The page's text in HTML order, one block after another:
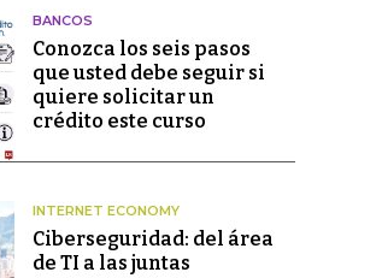
BANCOS
Conozca los seis pasos
que usted debe seguir si
quiere solicitar un
crédito este curso
INTERNET ECONOMY
Ciberseguridad: del área
de TI a las juntas